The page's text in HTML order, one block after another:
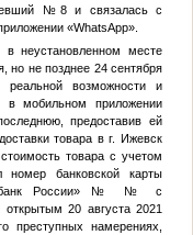
№8и связалась с
«WhatsApp».
в неустановленном месте
не позднее 24 сентября
возможности и
в мобильном приложении
предоставив ей
товара в г. Ижевск
товара с учетом
банковской карты
России» №
№
с
, открытым 20 августа 2021
преступных намерениях,